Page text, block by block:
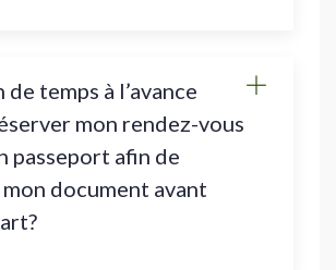
temps à l’avance
mon rendez-vous
passeport afin de
document avant